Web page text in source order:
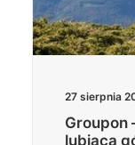
27 sierpnia
Groupon
lubiącą